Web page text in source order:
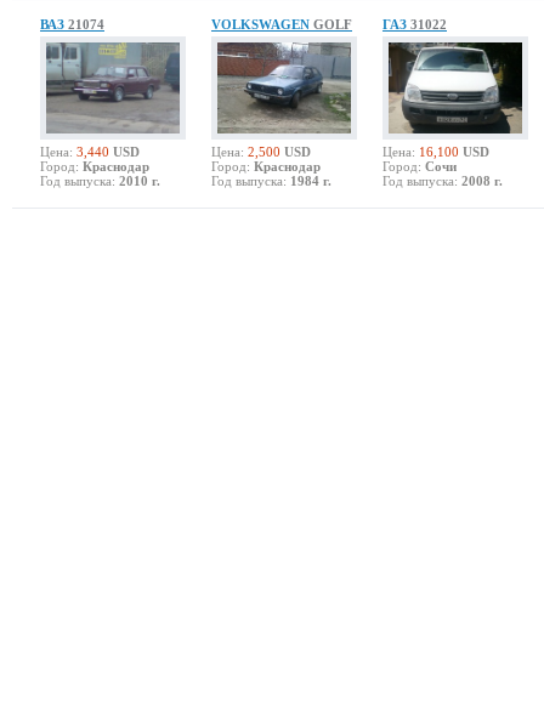
ВАЗ 21074
Цена: 3,440 USD
Город: Краснодар
Год выпуска: 2010 г.
VOLKSWAGEN GOLF
Цена: 2,500 USD
Город: Краснодар
Год выпуска: 1984 г.
ГАЗ 31022
Цена: 16,100 USD
Город: Сочи
Год выпуска: 2008 г.